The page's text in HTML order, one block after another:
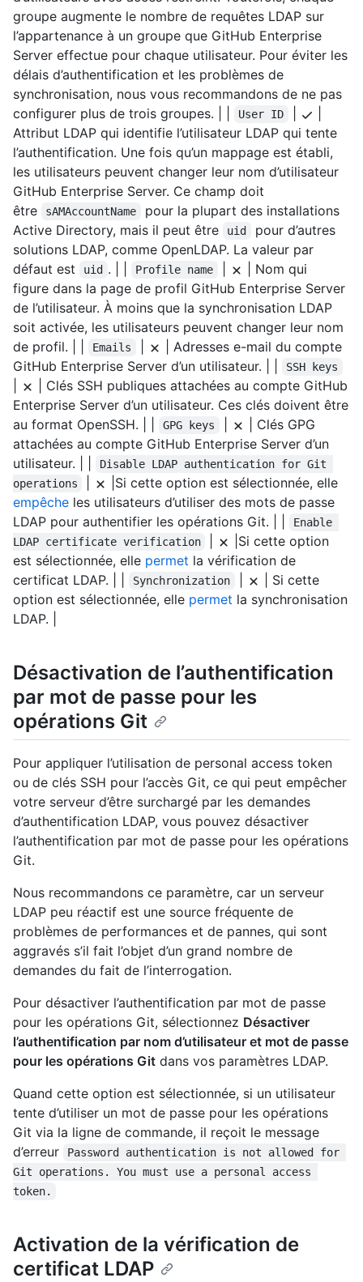
groupe augmente le nombre de requêtes LDAP sur
l’appartenance à un groupe que GitHub Enterprise
Server effectue pour chaque utilisateur. Pour éviter les
délais d’authentification et les problèmes de
synchronisation, nous vous recommandons de ne pas
configurer plus de trois groupes. | |
User ID
Attribut LDAP qui identifie l’utilisateur LDAP qui tente
l’authentification. Une fois qu’un mappage est établi,
les utilisateurs peuvent changer leur nom d’utilisateur
GitHub Enterprise Server. Ce champ doit
être
sAMAccountName
pour la plupart des installations
Active Directory, mais il peut être
uid
pour d’autres
solutions LDAP, comme OpenLDAP. La valeur par
défaut est
uid . | | Profile name
| Nom qui
figure dans la page de profil GitHub Enterprise Server
de l’utilisateur. À moins que la synchronisation LDAP
soit activée, les utilisateurs peuvent changer leur nom
de profil. | |
Emails
| Adresses e-mail du compte
GitHub Enterprise Server d’un utilisateur. | |
SSH keys
| Clés SSH publiques attachées au compte GitHub
Enterprise Server d’un utilisateur. Ces clés doivent être
au format OpenSSH. | |
GPG keys
| Clés GPG
attachées au compte GitHub Enterprise Server d’un
utilisateur. | |
Disable LDAP authentication for Git
operations
|Si cette option est sélectionnée, elle
empêche les utilisateurs d’utiliser des mots de passe
LDAP pour authentifier les opérations Git. | |
Enable
LDAP certificate verification
|Si cette option
est sélectionnée, elle permet la vérification de
certificat LDAP. | |
Synchronization
| Si cette
option est sélectionnée, elle permet la synchronisation
LDAP. |
Désactivation de l’authentification
par mot de passe pour les
opérations Git
Pour appliquer l’utilisation de personal access token
ou de clés SSH pour l’accès Git, ce qui peut empêcher
votre serveur d’être surchargé par les demandes
d’authentification LDAP, vous pouvez désactiver
l’authentification par mot de passe pour les opérations
Git.
Nous recommandons ce paramètre, car un serveur
LDAP peu réactif est une source fréquente de
problèmes de performances et de pannes, qui sont
aggravés s’il fait l’objet d’un grand nombre de
demandes du fait de l’interrogation.
Pour désactiver l’authentification par mot de passe
pour les opérations Git, sélectionnez Désactiver
l’authentification par nom d’utilisateur et mot de passe
pour les opérations Git dans vos paramètres LDAP.
Quand cette option est sélectionnée, si un utilisateur
tente d’utiliser un mot de passe pour les opérations
Git via la ligne de commande, il reçoit le message
d’erreur
Password authentication is not allowed for
Git operations. You must use a personal access
token.
Activation de la vérification de
certificat LDAP